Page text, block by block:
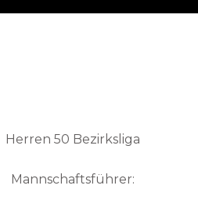
Herren 50 Bezirksliga
Mannschaftsführer: